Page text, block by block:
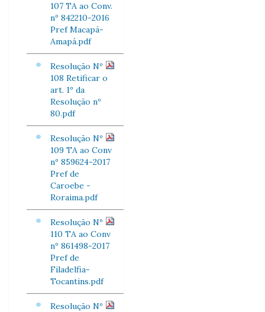
107 TA ao Conv.
nº 842210-2016
Pref Macapá-
Amapá.pdf
Resolução Nº
108 Retificar o
art. 1º da
Resolução nº
80.pdf
Resolução Nº
109 TA ao Conv
nº 859624-2017
Pref de
Caroebe -
Roraima.pdf
Resolução Nº
110 TA ao Conv
nº 861498-2017
Pref de
Filadelfia-
Tocantins.pdf
Resolução Nº